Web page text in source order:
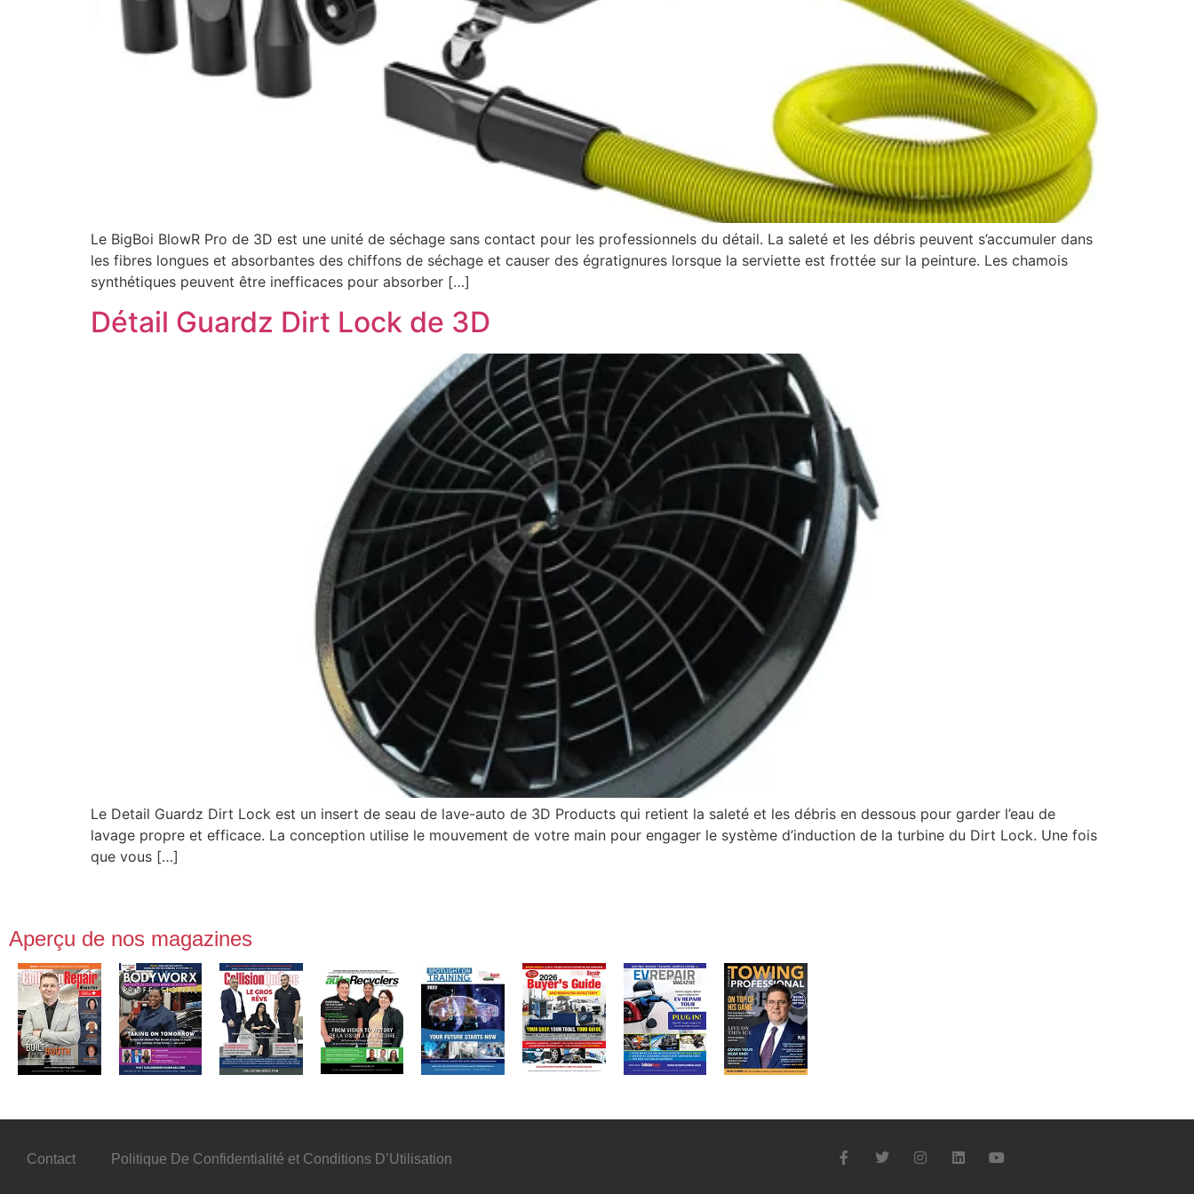
Le BigBoi BlowR Pro de 3D est une unité de séchage sans contact pour les professionnels du détail. La saleté et les débris peuvent s’accumuler dans
les fibres longues et absorbantes des chiffons de séchage et causer des égratignures lorsque la serviette est frottée sur la peinture. Les chamois
synthétiques peuvent être inefficaces pour absorber […]
Détail Guardz Dirt Lock de 3D
Le Detail Guardz Dirt Lock est un insert de seau de lave-auto de 3D Products qui retient la saleté et les débris en dessous pour garder l’eau de
lavage propre et efficace. La conception utilise le mouvement de votre main pour engager le système d’induction de la turbine du Dirt Lock. Une fois
que vous […]
Aperçu de nos magazines
Contact Politique De Confidentialité et Conditions D’Utilisation